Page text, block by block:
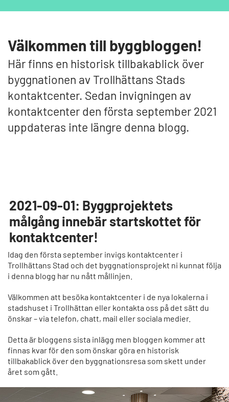
Välkommen till byggbloggen!
Här finns en historisk tillbakablick över
byggnationen av Trollhättans Stads
kontaktcenter. Sedan invigningen av
kontaktcenter den första september 2021
uppdateras inte längre denna blogg.
2021-09-01: Byggprojektets
målgång innebär startskottet för
kontaktcenter!
Idag den första september invigs kontaktcenter i
Trollhättans Stad och det byggnationsprojekt ni kunnat följa
i denna blogg har nu nått mållinjen.
Välkommen att besöka kontaktcenter i de nya lokalerna i
stadshuset i Trollhättan eller kontakta oss på det sätt du
önskar – via telefon, chatt, mail eller sociala medier.
Detta är bloggens sista inlägg men bloggen kommer att
finnas kvar för den som önskar göra en historisk
tillbakablick över den byggnationsresa som skett under
året som gått.